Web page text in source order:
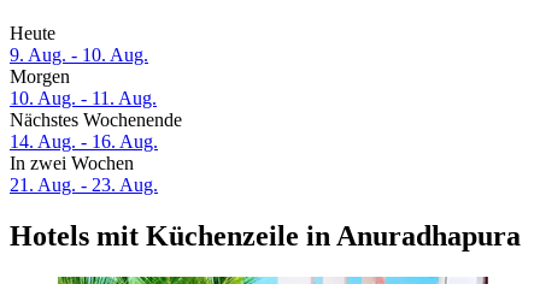
Heute
9. Aug. - 10. Aug.
Morgen
10. Aug. - 11. Aug.
Nächstes Wochenende
14. Aug. - 16. Aug.
In zwei Wochen
21. Aug. - 23. Aug.
Hotels mit Küchenzeile in Anuradhapura